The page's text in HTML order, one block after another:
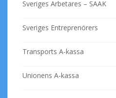
Sveriges Arbetares – SAAK
Sveriges Entreprenörers
Transports A-kassa
Unionens A-kassa